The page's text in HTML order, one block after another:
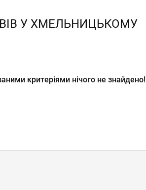
У ХМЕЛЬНИЦЬКОМУ
критеріями нічого не знайдено!